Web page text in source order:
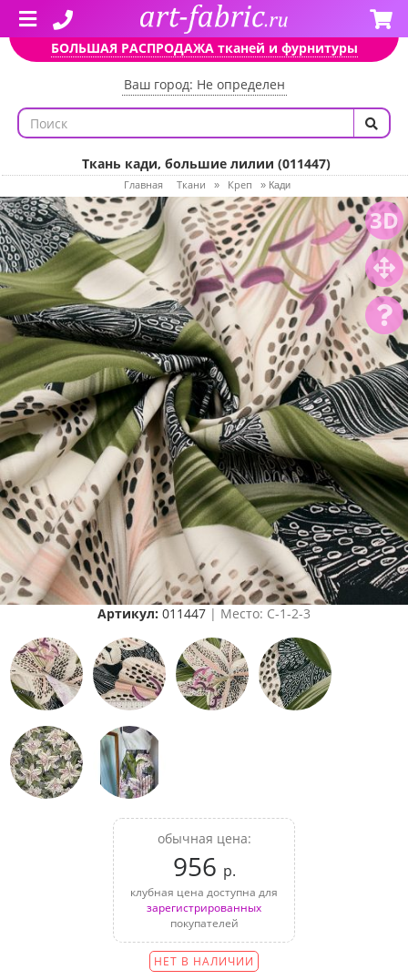
БОЛЬШАЯ РАСПРОДАЖА тканей и фурнитуры
Ваш город: Не определен
Ткань кади, большие лилии (011447)
Главная Ткани » Креп » Кади
3D
Артикул: 011447 | Место: C-1-2-3
обычная цена:
956 р.
клубная цена доступна для
зарегистрированных
покупателей
НЕТ В НАЛИЧИИ